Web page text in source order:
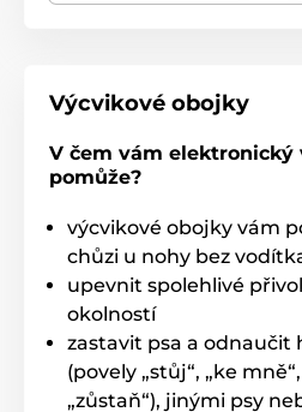
600 Mini trénovat
podsvícený displej
impulzu, zvoleného
Přední panel je osazen tlačítky
jednotlivých funkcí.
Délka obojku
Model D-Control
Výcvikové obojky
V čem vám elektronický
pomůže?
výcvikové obojky vám
chůzi u nohy bez
upevnit spolehlivé
okolností
zastavit psa a odnaučit
(povely „stůj“, „ke
„zůstaň“), jinými psy